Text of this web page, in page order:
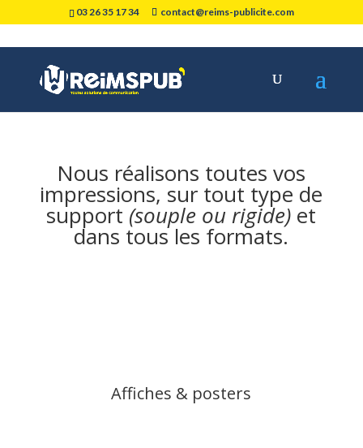
03 26 35 17 34 contact@reims-publicite.com
Impression
Nous réalisons toutes vos
impressions, sur tout type de
support (souple ou rigide) et
dans tous les formats.
Affiches & posters